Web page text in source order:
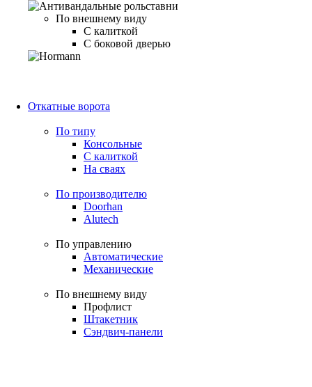
По внешнему виду
С калиткой
С боковой дверью
Откатные ворота
По типу
Консольные
С калиткой
На сваях
По производителю
Doorhan
Alutech
По управлению
Автоматические
Механические
По внешнему виду
Профлист
Штакетник
Сэндвич-панели